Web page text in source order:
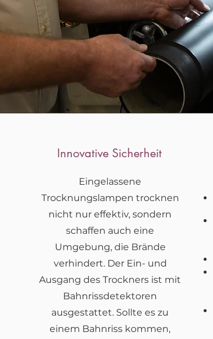
Innovative Sicherheit
Eingelassene
Trocknungslampen trocknen
nicht nur effektiv, sondern
schaffen auch eine
Umgebung, die Brände
verhindert. Der Ein- und
Ausgang des Trockners ist mit
Bahnrissdetektoren
ausgestattet. Sollte es zu
einem Bahnriss kommen,